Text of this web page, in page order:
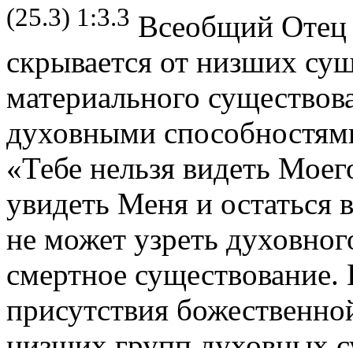
(25.3) 1:3.3 Всеобщий Отец
скрывается от низших
материального
духовными
«Тебе нельзя видеть
увидеть Меня и
не может узреть
смертное
присутствия